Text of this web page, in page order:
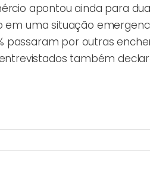
apontou ainda para
uma situação
passaram por outras
também